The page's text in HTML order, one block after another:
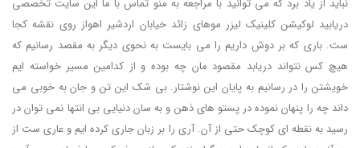
نباید از یاد برد که می توانید با مراجعه به منو تماس با ما این سایت تخصصی
دریابید لوکیشن کلینیک لیزر موهای زائد خیابان اردشیر اهواز روی نقشه کجا
ست. باری که بر دوش داریم را می بایست به نحوی دیگر به مقصد رسانیم که
هیچ کس نتواند دریابد مقصود مان چه بوده و از کدامین مسیر خواسته ایم
خویشتن را در رسانیم به پایان این نوشتار. بی شک این تن و جان به خوبی می
داند چه را پنهان نموده در پستو های ذهن و به سان دنیایی بی انتها نمی توان در
رسید به نقطه ای کوچک حتی از آن. آری را بر زبان جاری کرده ایم و عاری ست از